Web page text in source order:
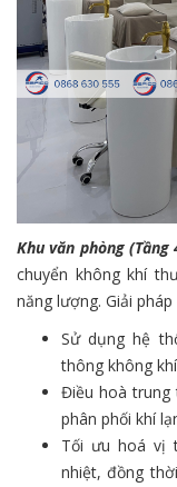
Khu văn phòng
chuyển không khí
năng lượng. Giải
Sử dụng hệ
thông không
Điều hoà trung
phân phối khí
Tối ưu hoá vị
nhiệt, đồng